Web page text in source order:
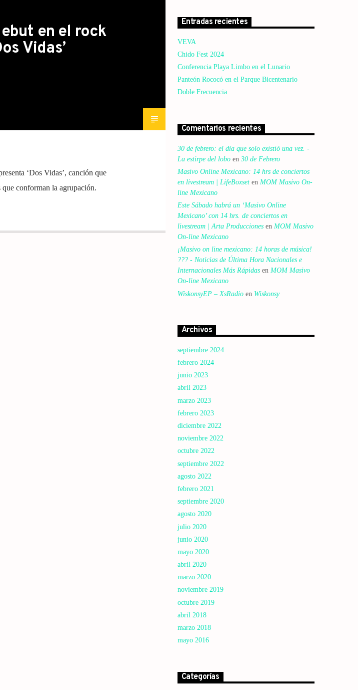
en el rock
Vidas’
‘Dos Vidas’, canción que
que conforman la agrupación.
Entradas recientes
VEVA
Chido Fest 2024
Conferencia Playa Limbo en el Lunario
Panteón Rococó en el Parque Bicentenario
Doble Frecuencia
Comentarios recientes
30 de febrero: el día que solo existió una vez. -
La estirpe del loboen 30 de Febrero
Masivo Online Mexicano: 14 hrs de conciertos
en livestream | LifeBoxseten MOM Masivo On-
line Mexicano
Este Sábado habrá un ‘Masivo Online
Mexicano’ con 14 hrs. de conciertos en
livestream | Arta Produccionesen MOM Masivo
On-line Mexicano
¡Masivo on line mexicano: 14 horas de música!
??? - Noticias de Última Hora Nacionales e
Internacionales Más Rápidasen MOM Masivo
On-line Mexicano
WiskonsyEP – XsRadioen Wiskonsy
Archivos
septiembre 2024
febrero 2024
junio 2023
abril 2023
marzo 2023
febrero 2023
diciembre 2022
noviembre 2022
octubre 2022
septiembre 2022
agosto 2022
febrero 2021
septiembre 2020
agosto 2020
julio 2020
junio 2020
mayo 2020
abril 2020
marzo 2020
noviembre 2019
octubre 2019
abril 2018
marzo 2018
mayo 2016
Categorías